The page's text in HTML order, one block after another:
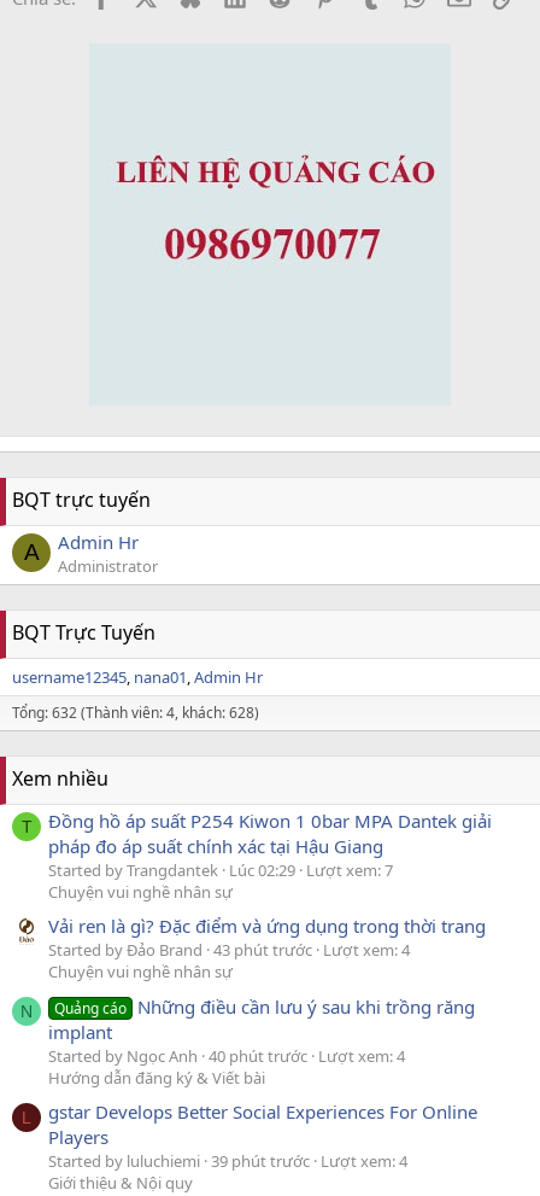
BQT trực tuyến
A Admin Hr
Administrator
BQT Trực Tuyến
username12345 nana01 Admin Hr
Tổng: 632 (Thành viên: 4, khách: 628)
Xem nhiều
T
Đồng hồ áp suất P254 Kiwon 1 0bar MPA Dantek giải
pháp đo áp suất chính xác tại Hậu Giang
Started by Trangdantek Lúc 02:29 Lượt xem: 7
Chuyện vui nghề nhân sự
Vải ren là gì? Đặc điểm và ứng dụng trong thời trang
Started by Đảo Brand 43 phút trước Lượt xem: 4
Chuyện vui nghề nhân sự
N Quảng cáo Những điều cần lưu ý sau khi trồng răng
implant
Started by Ngọc Anh 40 phút trước Lượt xem: 4
Hướng dẫn đăng ký & Viết bài
L
gstar Develops Better Social Experiences For Online
Players
Started by luluchiemi 39 phút trước Lượt xem: 4
Giới thiệu & Nội quy